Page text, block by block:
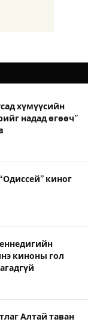
хүмүүсийн
надад өгөөч”
киног
киноны гол
Алтай таван